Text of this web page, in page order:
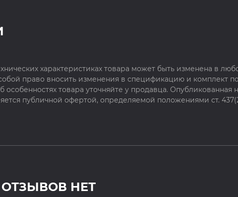
характеристиках товара может быть изменена в
право вносить изменения в спецификацию и комплект
товара уточняйте у продавца.
публичной офертой, определяемой положениями ст.
НЕТ